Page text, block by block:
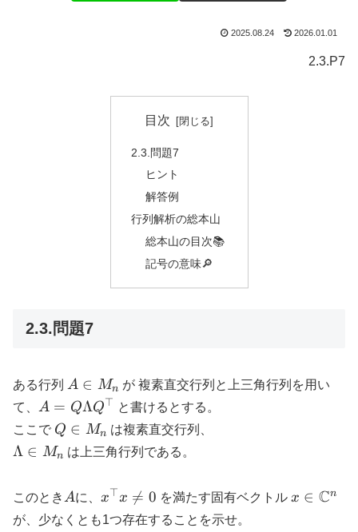
2025.08.24 2026.01.01
2.3.P7
目次
2.3.問題7
ヒント
解答例
行列解析の総本山
総本山の目次📚
記号の意味🔎
2.3.問題7
ある行列
A
\in
M_n
A ∈ Mn が 複素直交行列と上三角行列を用い
て、
A = Q
\Lambda
Q^{\top}
A = QΛQ⊤ と書けるとする。
ここで Q
\in
M_n
Q ∈ Mn は複素直交行列、
\Lambda
Λ ∈ Mn は上三角行列である。
このとき A
Aに、 x^{\top}
x \neq 0
x⊤x 
= 0 を満たす固有ベクトル x \in
x ∈ Cn
が、少なくとも1つ存在することを示せ。